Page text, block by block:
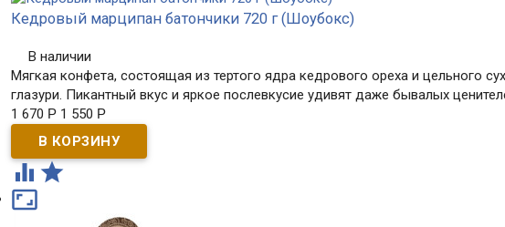
Кедровый марципан батончики 720 г (Шоубокс)
В наличии
Мягкая конфета, состоящая из тертого ядра кедрового ореха и цельного
глазури. Пикантный вкус и яркое послевкусие удивят даже бывалых
1 670 Р 1 550 Р
 
